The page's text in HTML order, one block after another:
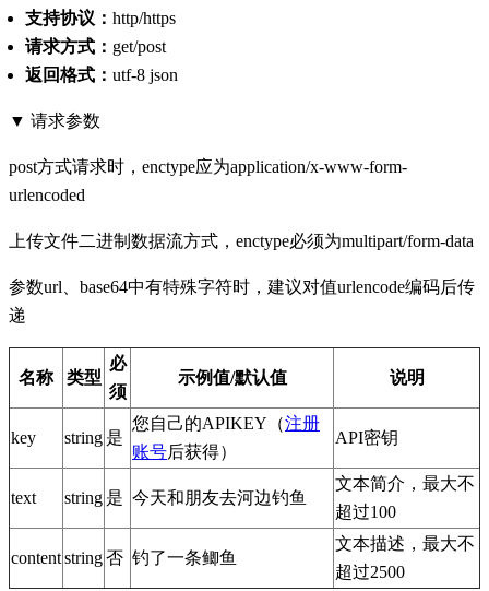
支持协议： http/https
请求方式： get/post
返回格式： utf-8 json
▼ 请求参数
post方式请求时，enctype应为application/x-www-form-
urlencoded
上传文件二进制数据流方式，enctype必须为multipart/form-data
参数url、base64中有特殊字符时，建议对值urlencode编码后传
递
名称 类型
必
须
示例值/默认值 说明
key string 是
您自己的APIKEY（注册
账号后获得）
API密钥
text string 是 今天和朋友去河边钓鱼
文本简介，最大不
超过100
contentstring否 钓了一条鲫鱼
文本描述，最大不
超过2500